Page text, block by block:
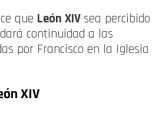
que León XIV sea percibido
continuidad a las
por Francisco en la Iglesia
XIV